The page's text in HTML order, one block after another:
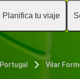
Planifica tu viaje
Portugal Vilar